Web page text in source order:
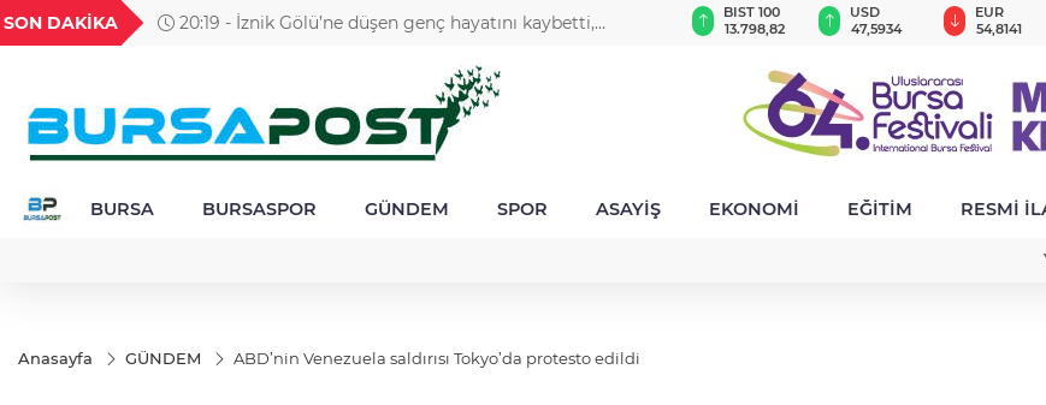
SON DAKİKA
20:19 - İznik Gölü’ne düşen genç hayatını kaybetti,
18,2096
TND
16,2408
BGN
28,0626
0,0018
6.492,91
BIST 100
13.798,82
USD
47,5934
EUR
54,8141
BURSA BURSASPOR GÜNDEM SPOR ASAYİŞ EKONOMİ EĞİTİM RESMİ
Anasayfa GÜNDEM ABD’nin Venezuela saldırısı Tokyo’da protesto edildi